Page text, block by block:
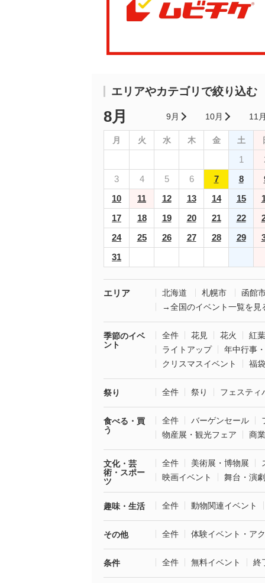
エリアやカテゴリで絞り込む
8月 9月 10月 11
月 火 水 木 金 土
1
3
4 5 6 7 8
10
11 12 13 14 15
17
18 19 20 21 22
24
25 26 27 28 29
31
エリア 北海道 札幌市
函館
→全国のイベント一覧を見
季節のイベ
ント
全件 花見 花火
紅葉
ライトアップ
年中行事
クリスマスイベント
福
祭り 全件 祭り フェスティ
食べる・買
う
全件 バーゲンセール
物産展・観光フェア
商
文化・芸
術・スポー
ツ
全件 美術展・博物展
映画イベント
舞台・演劇
趣味・生活 全件 動物関連イベント
その他 全件 体験イベント・ア
条件 全件 無料イベント 終